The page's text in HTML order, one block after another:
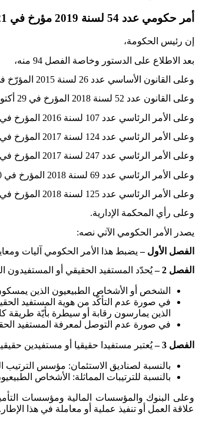
أمر حكومي عدد 54 لسنة 2019 مؤرخ في 21 جانفي 2019 يتعلّق بضبط آليات ومعايير تحديد المستفيد الحقيقي
إن رئيس الحكومة،
بعد الاطلاع على الدستور وخاصة الفصل 94 منه،
وعلى القانون الأساسي عدد 26 لسنة 2015 المؤرّخ في 7 أوت 2015 المتعلق بمكافحة الإرهاب ومنع غسل الأموال،
وعلى القانون عدد 52 لسنة 2018 المؤرخ في 29 أكتوبر 2018 المتعلق بالسجل الوطني للمؤسسات وخاصة الفصل 8 منه،
وعلى الأمر الرئاسي عدد 107 لسنة 2016 المؤرخ في 27 أوت 2016 المتعلق بتسمية رئيس الحكومة وأعضائها،
وعلى الأمر الرئاسي عدد 124 لسنة 2017 المؤرخ في 12 سبتمبر 2017 والمتعلق بتسمية أعضاء بالحكومة،
وعلى الأمر الرئاسي عدد 247 لسنة 2017 المؤرخ في 25 نوفمبر 2017 والمتعلق بتسمية عضوين بالحكومة،
وعلى الأمر الرئاسي عدد 69 لسنة 2018 المؤرخ في 30 جويلية 2018 المتعلق بتسمية عضو بالحكومة،
وعلى الأمر الرئاسي عدد 125 لسنة 2018 المؤرخ في 14 نوفمبر 2018 والمتعلق بتسمية أعضاء بالحكومة،
وعلى رأي المحكمة الإدارية.
يصدر الأمر الحكومي الآتي نصه:
الفصل الأول –يضبط هذا الأمر الحكومي آليات
الفصل 2 –
يُحدّد المستفيد الحقيقي أو المستفيدون
الشخص أو الأشخاص الطبيعيون الذين يمسكون بطريقة مباشرة
في صورة عدم التأكّد من هوية المستفيد
الذين يمارسون رقابة أو سيطرة بأيّة طريقة
في صورة عدم التوصل لمعرفة المستفيد
الفصل 3 – يُعتبر مستفيدا حقيقيا أو مستفيدين
بالنسبة لصناديق الاستئمان: مؤسس الترتيب
بالنسبة للترتيبات المماثلة: الأشخاص
وعلى البنوك والمؤسسات المالية ومؤسسات
علاقة العمل أو تنفيذ عملية أو معاملة في هذا الإطار .